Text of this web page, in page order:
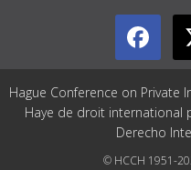
Hague Conference on Private
Haye de droit international
Derecho
© HCCH 1951-